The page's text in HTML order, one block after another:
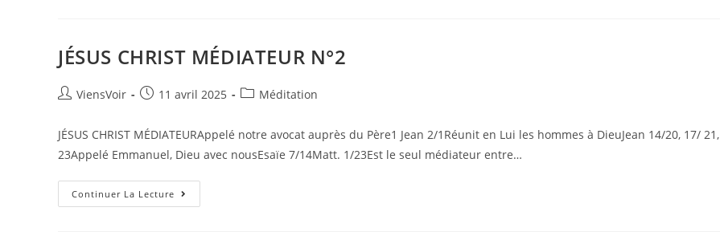
JÉSUS CHRIST MÉDIATEUR N°2
ViensVoir 11 avril 2025 Méditation
JÉSUS CHRIST MÉDIATEURAppelé notre avocat auprès du Père1 Jean 2/1Réunit en Lui les hommes à DieuJean 14/20, 17/ 21,
23Appelé Emmanuel, Dieu avec nousEsaïe 7/14Matt. 1/23Est le seul médiateur entre…
Continuer La Lecture